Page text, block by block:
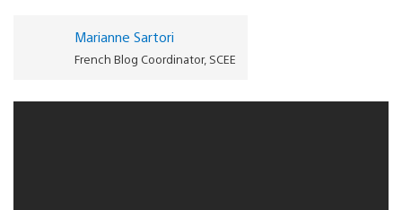
Marianne Sartori
French Blog Coordinator, SCEE